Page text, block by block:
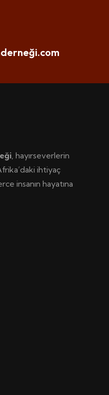
, hayırseverlerin
ihtiyaç
insanın hayatına